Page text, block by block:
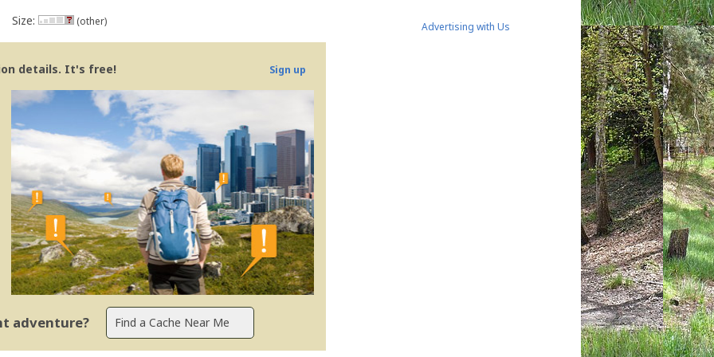
Size: (other)
details. It's free! Sign up
adventure?
Advertising with Us